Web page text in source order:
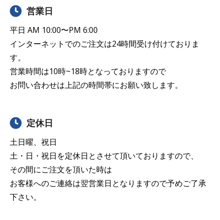
営業日
平日 AM 10:00〜PM 6:00
インターネットでのご注文は24時間受け付けておりま
す。
営業時間は10時~18時となっておりますので
お問い合わせは上記の時間帯にお願い致します。
定休日
土日曜、祝日
土・日・祝日を定休日とさせて頂いておりますので、
その間にご注文を頂いた時は
お客様へのご連絡は翌営業日となりますので予めご了承
下さい。